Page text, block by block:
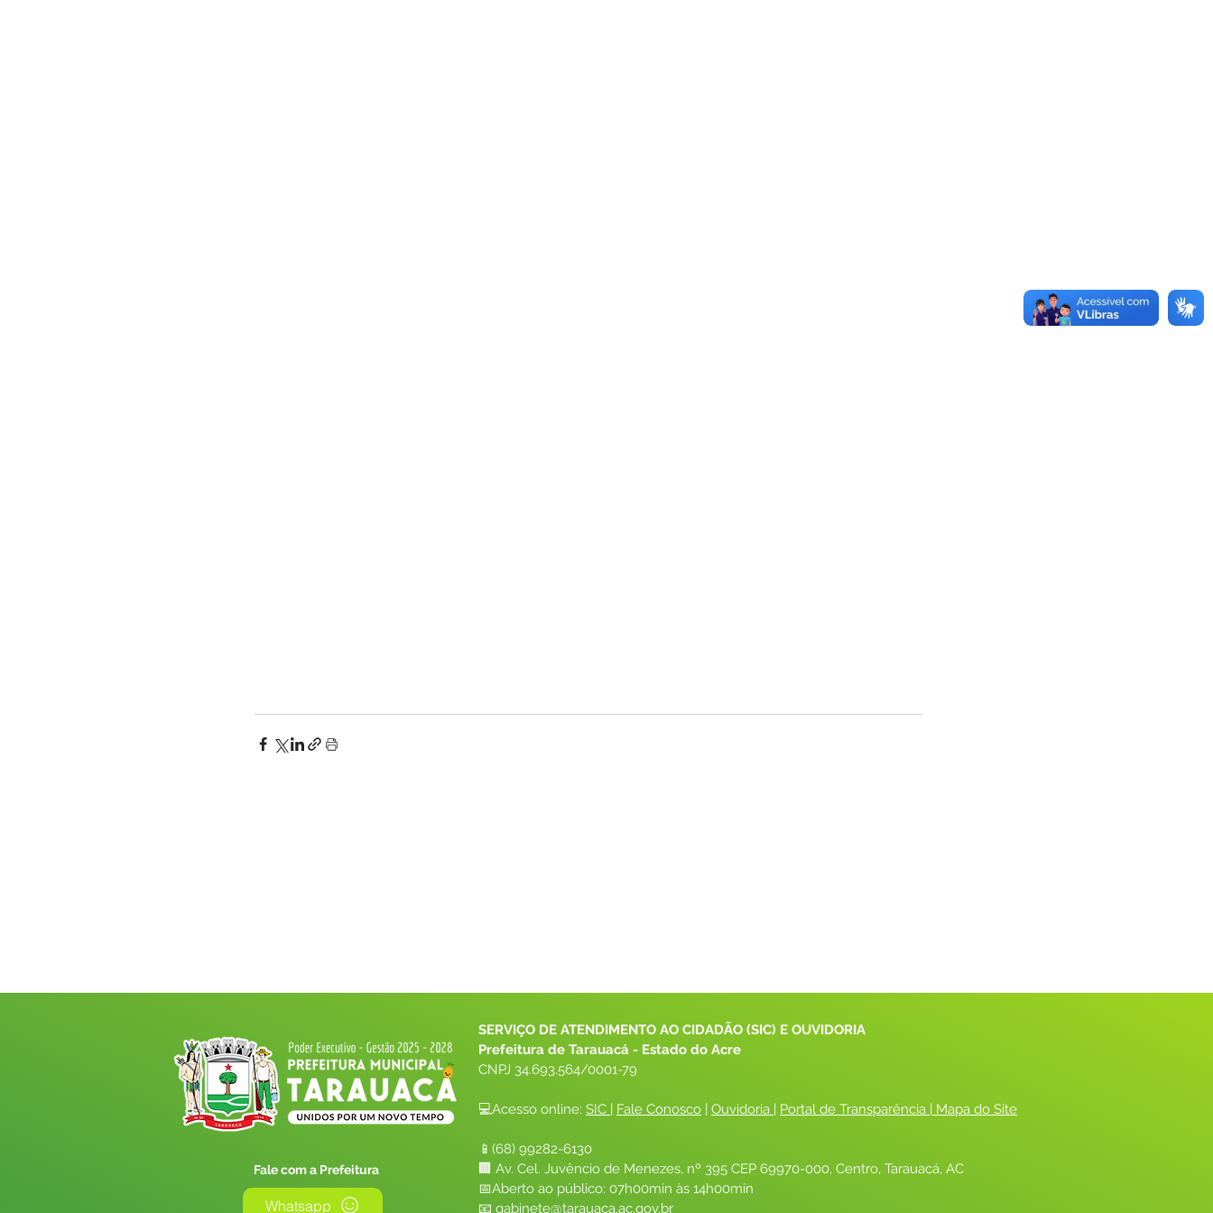
Fale com a Prefeitura
Whatsapp
SERVIÇO DE ATENDIMENTO AO CIDADÃO (SIC) E OUVIDORIA
Prefeitura de Tarauacá - Estado do Acre
CNPJ 34.693.564/0001-79
💻Acesso online: SIC | Fale Conosco | Ouvidoria | Portal de Transparência | Mapa do Site
📱(68) 99282-6130
🏢 Av. Cel. Juvêncio de Menezes, nº 395 CEP 69970-000, Centro, Tarauacá, AC
📅Aberto ao público: 07h00min às 14h00min
📧 gabinete@tarauaca.ac.gov.br